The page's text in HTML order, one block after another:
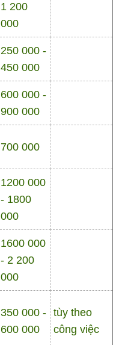
1 200
000
250 000 -
450 000
600 000 -
900 000
700 000
1200 000
- 1800
000
1600 000
- 2 200
000
350 000 -
600 000
tùy theo
công việc